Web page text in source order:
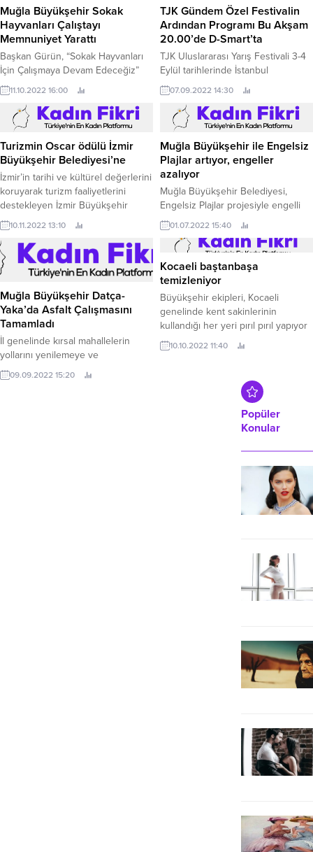
Muğla Büyükşehir Sokak
Hayvanları Çalıştayı
Memnuniyet Yarattı
Başkan Gürün, “Sokak Hayvanları
İçin Çalışmaya Devam Edeceğiz”
Muğla Büyükşehir Belediyesi
tarafından düzenlenen sokak
hayvanları çalıştayı ve yayımlanan
sonuç raporu memnuniyet yarattı.
11.10.2022 16:00
TJK Gündem Özel Festivalin
Ardından Programı Bu Akşam
20.00’de D-Smart’ta
TJK Uluslararası Yarış Festivali 3-4
Eylül tarihlerinde İstanbul
Veliefendi Hipodromu’nda
gerçekleşirken 2 günde yaşanan
tüm olayların özeti ve önemli
isimlerle röportajlar TJK Gündem
Özel – Festivalin ardından
programıyla bu akşam 20.
07.09.2022 14:30
Turizmin Oscar ödülü İzmir
Büyükşehir Belediyesi’ne
İzmir’in tarihi ve kültürel değerlerini
koruyarak turizm faaliyetlerini
destekleyen İzmir Büyükşehir
Belediyesi, uluslararası alanda
ödüllendirildi.
10.11.2022 13:10
Muğla Büyükşehir ile Engelsiz
Plajlar artıyor, engeller
azalıyor
Muğla Büyükşehir Belediyesi,
Engelsiz Plajlar projesiyle engelli
vatandaşların herkes gibi rahatça
denizle buluşmalarını sağlıyor.
01.07.2022 15:40
Muğla Büyükşehir Datça-
Yaka’da Asfalt Çalışmasını
Tamamladı
İl genelinde kırsal mahallelerin
yollarını yenilemeye ve
genişletmeye devam eden Muğla
Büyükşehir Belediyesi, Datça’da
09.09.2022 15:20
Kocaeli baştanbaşa
temizleniyor
Büyükşehir ekipleri, Kocaeli
genelinde kent sakinlerinin
kullandığı her yeri pırıl pırıl yapıyor
Kocaeli Büyükşehir Belediyesi, ana
arterler başta olmak üzere şehir
geçitlerde temizlik çalışması
10.10.2022 11:40
Popüler
Konular